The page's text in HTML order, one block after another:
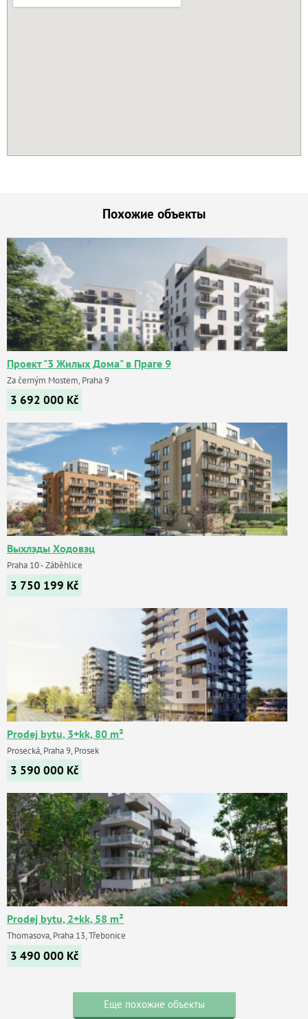
Похожие объекты
Проект "3 Жилых Дома" в Праге 9
Za černým Mostem, Praha 9
3 692 000 Kč
Выхлэды Ходовэц
Praha 10 - Záběhlice
3 750 199 Kč
Prodej bytu, 3+kk, 80 m²
Prosecká, Praha 9, Prosek
3 590 000 Kč
Prodej bytu, 2+kk, 58 m²
Thomasova, Praha 13, Třebonice
3 490 000 Kč
Еще похожие объекты